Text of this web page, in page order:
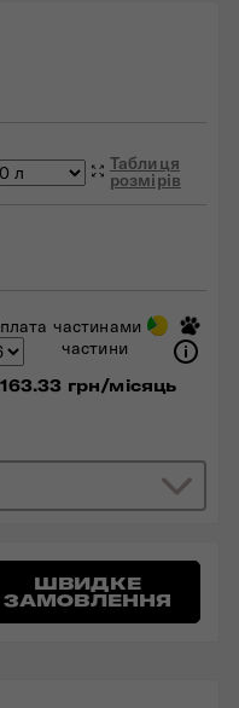
Таблиця
розмірів
частинами
частини
грн/місяць
ШВИДКЕ
ЗАМОВЛЕННЯ